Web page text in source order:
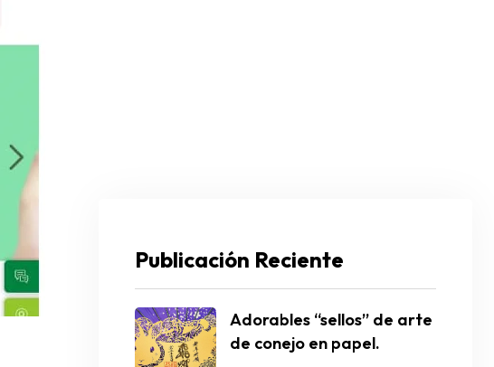
Publicación Reciente
Adorables “sellos” de arte
de conejo en papel.